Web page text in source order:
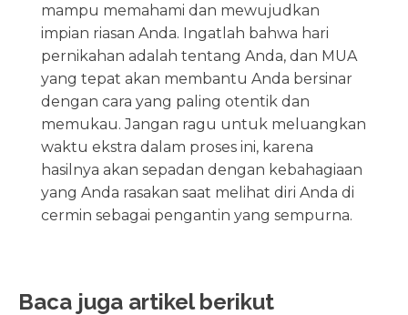
mampu memahami dan mewujudkan
impian riasan Anda. Ingatlah bahwa hari
pernikahan adalah tentang Anda, dan MUA
yang tepat akan membantu Anda bersinar
dengan cara yang paling otentik dan
memukau. Jangan ragu untuk meluangkan
waktu ekstra dalam proses ini, karena
hasilnya akan sepadan dengan kebahagiaan
yang Anda rasakan saat melihat diri Anda di
cermin sebagai pengantin yang sempurna.
Baca juga artikel berikut